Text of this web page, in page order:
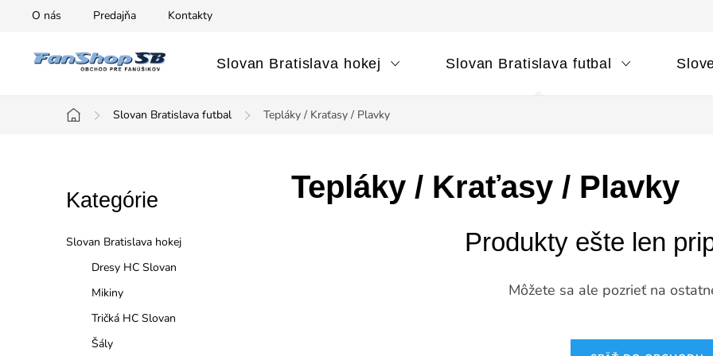
PrejsťO nás Predajňa Kontakty
Slovan Bratislava hokej Slovan Bratislava futbal
Domov
Slovan Bratislava futbal Tepláky / Kraťasy / Plavky
o
č
Preskočiť
kategórie
Kategórie
Slovan Bratislava hokej
Dresy HC Slovan
Mikiny
Tričká HC Slovan
Šály
Tepláky / Kraťasy / Plavky
Produkty ešte len
Môžete sa ale pozrieť na